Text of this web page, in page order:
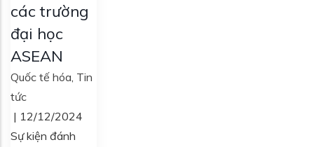
các trường
đại học
ASEAN
Quốc tế hóa Tin
tức
| 12/12/2024
Sự kiện đánh